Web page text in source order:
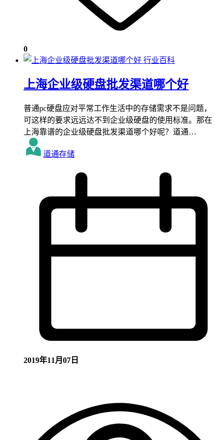
0
行业百科
上海企业级硬盘批发渠道哪个好
普通pc硬盘应对平常工作生活中的存储需求不是问题，
可这样的要求远远达不到企业级硬盘的使用标准。那在
上海靠谱的企业级硬盘批发渠道哪个好呢？道通…
道通存储
2019年11月07日